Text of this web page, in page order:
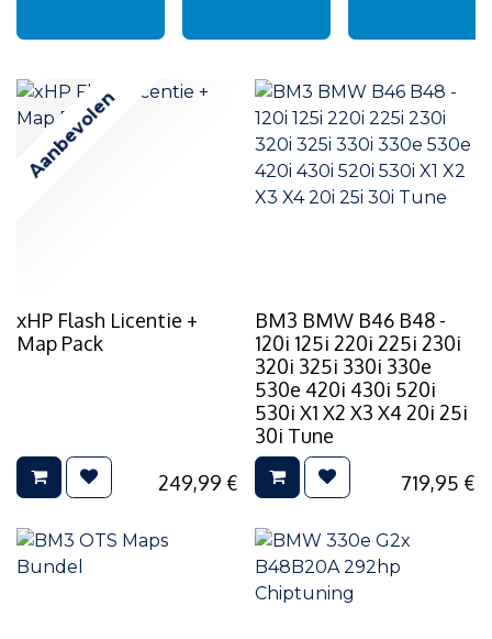
Aanbevolen
xHP Flash Licentie +
Map Pack
249,99 €
BM3 BMW B46 B48 -
120i 125i 220i 225i 230i
320i 325i 330i 330e
530e 420i 430i 520i
530i X1 X2 X3 X4 20i 25i
30i Tune
719,95 €